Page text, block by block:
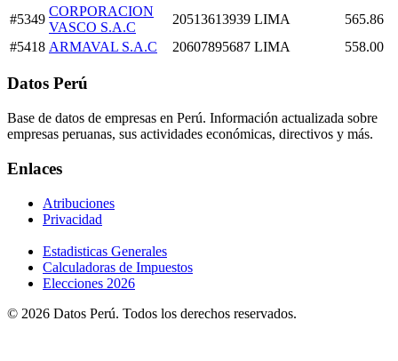
#5349
CORPORACION
VASCO S.A.C
20513613939 LIMA
565.86
#5418 ARMAVAL S.A.C 20607895687 LIMA 558.00
Datos Perú
Base de datos de empresas en Perú. Información actualizada sobre
empresas peruanas, sus actividades económicas, directivos y más.
Enlaces
Atribuciones
Privacidad
Estadisticas Generales
Calculadoras de Impuestos
Elecciones 2026
© 2026 Datos Perú. Todos los derechos reservados.